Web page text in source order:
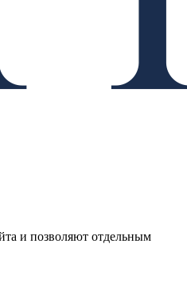
и позволяют отдельным